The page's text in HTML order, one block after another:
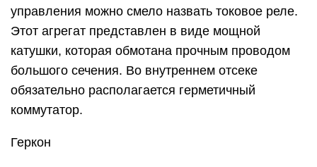
управления можно смело назвать токовое реле.
Этот агрегат представлен в виде мощной
катушки, которая обмотана прочным проводом
большого сечения. Во внутреннем отсеке
обязательно располагается герметичный
коммутатор.
Геркон